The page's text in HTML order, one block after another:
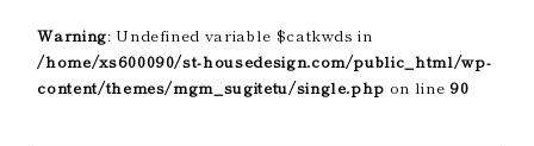
Warning: Undefined variable $catkwds in
/home/xs600090/st-housedesign.com/public_html/wp-
content/themes/mgm_sugitetu/single.php on line 90